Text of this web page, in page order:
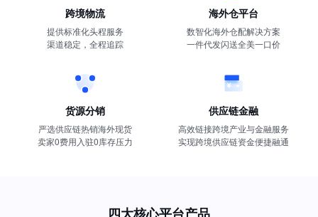
跨境物流
提供标准化头程服务
渠道稳定，全程追踪
海外仓平台
数智化海外仓配解决方案
一件代发闪送全美一口价
货源分销
严选供应链热销海外现货
卖家0费用入驻0库存压力
供应链金融
高效链接跨境产业与金融服务
实现跨境供应链资金便捷融通
四大核心平台产品